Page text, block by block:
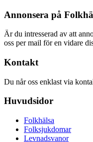
Annonsera på
Är du intresserad av att
oss per mail för en vidare
Kontakt
Du når oss enklast via
Huvudsidor
Folkhälsa
Folksjukdomar
Levnadsvanor